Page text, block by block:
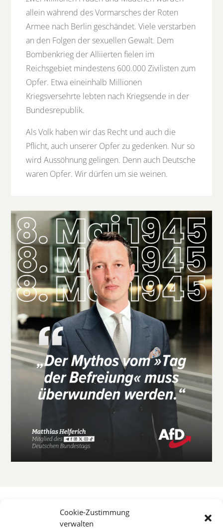
Cookie-Zustimmung
verwalten
allein während des Vormarsches der Roten
Armee nach Berlin geschändet. Viele verstarben
an den Folgen der sexuellen Gewalt. Dem
Bombenkrieg der Alliierten fielen im
Reichsgebiet mindestens 600.000 Zivilisten zum
Opfer. Etwa eineinhalb Millionen
Kriegsversehrte lebten nach Kriegsende in der
Bundesrepublik.
Als Volk haben wir das Recht und auch die
Pflicht, auch unserer Opfer zu gedenken. Nur so
wird Aussöhnung gelingen. Denn auch Deutsche
waren Opfer. Wir dürfen um sie weinen.